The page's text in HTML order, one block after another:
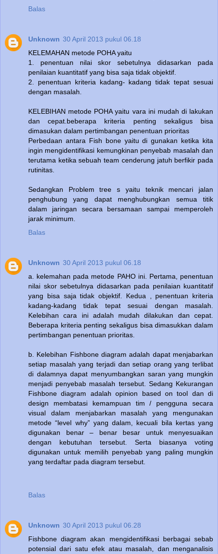
Balas
Unknown 30 April 2013 pukul 06.18
KELEMAHAN metode POHA yaitu
1. penentuan nilai skor sebetulnya didasarkan pada
penilaian kuantitatif yang bisa saja tidak objektif.
2. penentuan kriteria kadang- kadang tidak tepat sesuai
dengan masalah.
KELEBIHAN metode POHA yaitu vara ini mudah di lakukan
dan cepat.beberapa kriteria penting sekaligus bisa
dimasukan dalam pertimbangan penentuan prioritas
Perbedaan antara Fish bone yaitu di gunakan ketika kita
ingin mengidentifikasi kemungkinan penyebab masalah dan
terutama ketika sebuah team cenderung jatuh berfikir pada
rutinitas.
Sedangkan Problem tree s yaitu teknik mencari jalan
penghubung yang dapat menghubungkan semua titik
dalam jaringan secara bersamaan sampai memperoleh
jarak minimum.
Balas
Unknown 30 April 2013 pukul 06.18
a. kelemahan pada metode PAHO ini. Pertama, penentuan
nilai skor sebetulnya didasarkan pada penilaian kuantitatif
yang bisa saja tidak objektif. Kedua , penentuan kriteria
kadang-kadang tidak tepat sesuai dengan masalah.
Kelebihan cara ini adalah mudah dilakukan dan cepat.
Beberapa kriteria penting sekaligus bisa dimasukkan dalam
pertimbangan penentuan prioritas.
b. Kelebihan Fishbone diagram adalah dapat menjabarkan
setiap masalah yang terjadi dan setiap orang yang terlibat
di dalamnya dapat menyumbangkan saran yang mungkin
menjadi penyebab masalah tersebut. Sedang Kekurangan
Fishbone diagram adalah opinion based on tool dan di
design membatasi kemampuan tim / pengguna secara
visual dalam menjabarkan masalah yang mengunakan
metode “level why” yang dalam, kecuali bila kertas yang
digunakan benar – benar besar untuk menyesuaikan
dengan kebutuhan tersebut. Serta biasanya voting
digunakan untuk memilih penyebab yang paling mungkin
yang terdaftar pada diagram tersebut.
Balas
Unknown 30 April 2013 pukul 06.28
Fishbone diagram akan mengidentifikasi berbagai sebab
potensial dari satu efek atau masalah, dan menganalisis